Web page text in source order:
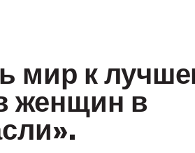
мир к
женщин в